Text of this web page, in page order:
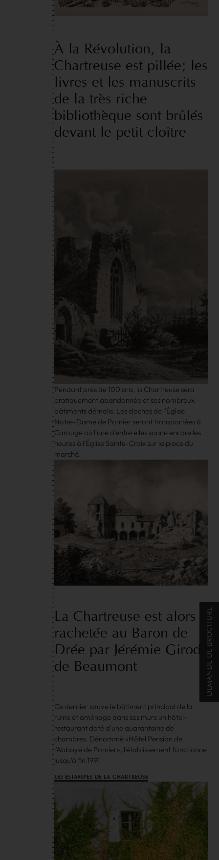
DEMANDE DE BROCHURE
À la Révolution, la
Chartreuse est pillée; les
livres et les manuscrits
de la très riche
bibliothèque sont brûlés
devant le petit cloître
Pendant près de 100 ans, la Chartreuse sera
pratiquement abandonnée et ses nombreux
bâtiments démolis. Les cloches de l'Église
Notre-Dame de Pomier seront transportées à
Carouge où l'une d'entre elles sonne encore les
heures à l'Église Sainte-Croix sur la place du
marché.
La Chartreuse est alors
rachetée au Baron de
Drée par Jérémie Girod
de Beaumont
Ce dernier sauve le bâtiment principal de la
ruine et aménage dans ses murs un hôtel-
restaurant doté d'une quarantaine de
chambres. Dénommé «Hôtel Pension de
l'Abbaye de Pomier», l'établissement fonctionne
jusqu'à fin 1991
LES ESTAMPES DE LA CHARTREUSE